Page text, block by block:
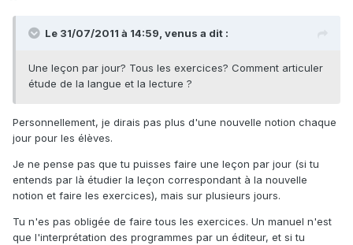
Le 31/07/2011 à 14:59, venus a dit :
Une leçon par jour? Tous les exercices? Comment articuler
étude de la langue et la lecture ?
Personnellement, je dirais pas plus d'une nouvelle notion chaque
jour pour les élèves.
Je ne pense pas que tu puisses faire une leçon par jour (si tu
entends par là étudier la leçon correspondant à la nouvelle
notion et faire les exercices), mais sur plusieurs jours.
Tu n'es pas obligée de faire tous les exercices. Un manuel n'est
que l'interprétation des programmes par un éditeur, et si tu